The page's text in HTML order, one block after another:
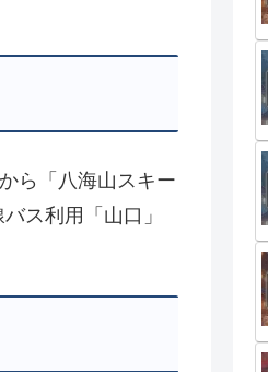
ら「八海山スキー
ス利用「山口」